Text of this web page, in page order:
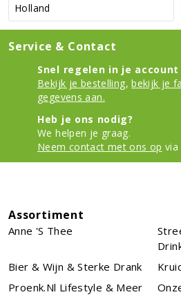
Holland
Service & Contact
Snel regelen in je account
Bekijk je bestelling, bekijk je
gegevens aan.
Heb je ons nodig?
We helpen je graag.
Neem contact met ons op
Assortiment
Anne 's Thee
Bier & Wijn & Sterke Drank
Proenk.nl Lifestyle & Meer